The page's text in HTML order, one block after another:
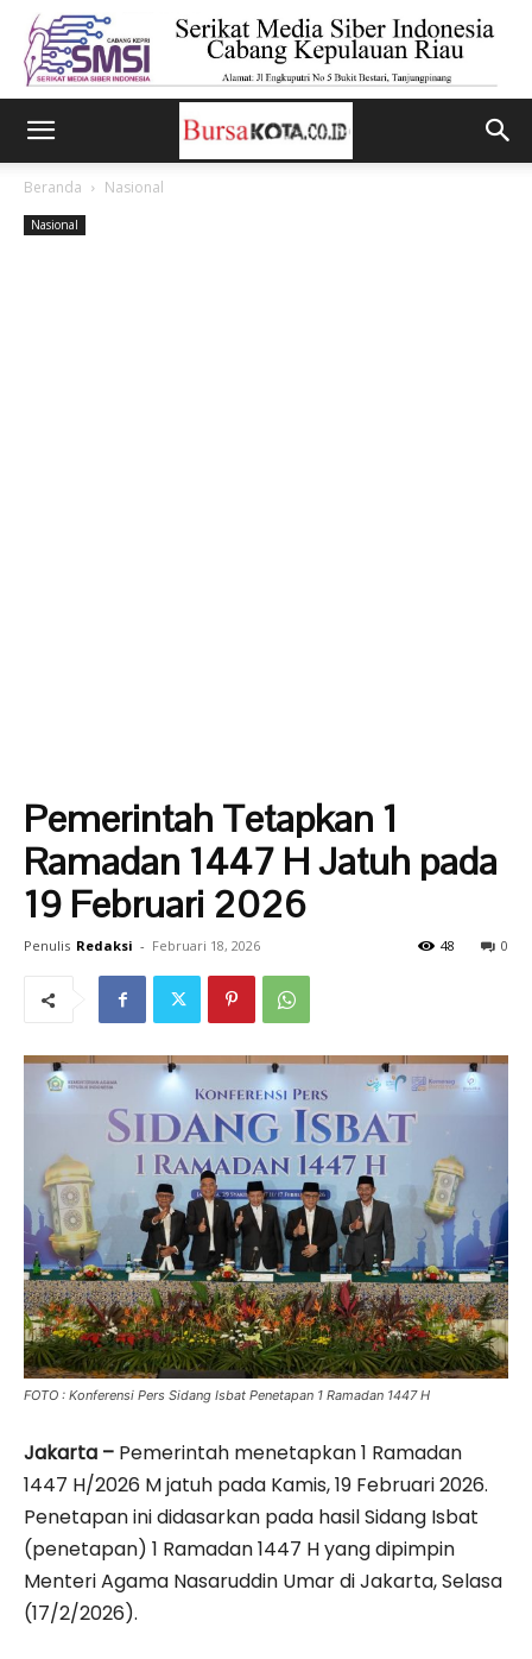
Beranda Nasional
Nasional
Pemerintah Tetapkan 1
Ramadan 1447 H Jatuh pada
19 Februari 2026
Penulis Redaksi - Februari 18, 2026 0
48
FOTO : Konferensi Pers Sidang Isbat Penetapan 1 Ramadan 1447 H
Jakarta – Pemerintah menetapkan 1 Ramadan
1447 H/2026 M jatuh pada Kamis, 19 Februari 2026.
Penetapan ini didasarkan pada hasil Sidang Isbat
(penetapan) 1 Ramadan 1447 H yang dipimpin
Menteri Agama Nasaruddin Umar di Jakarta, Selasa
(17/2/2026).